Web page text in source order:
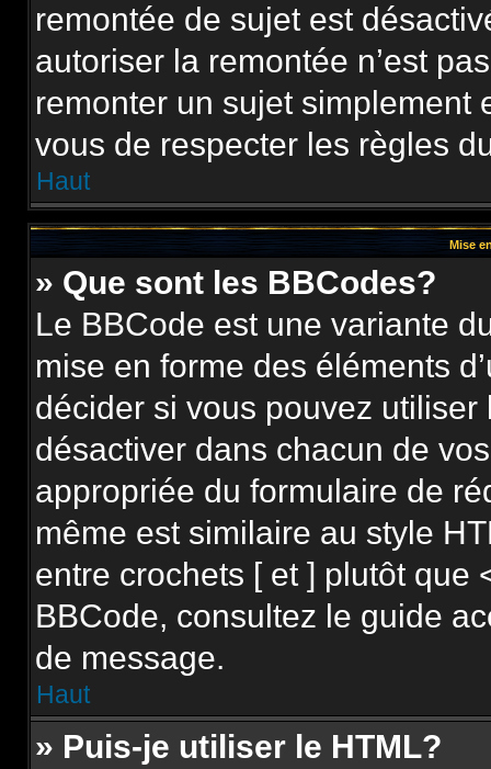
remontée de sujet est
autoriser la remontée n’est
remonter un sujet simplement
vous de respecter les règles
Haut
Mise
» Que sont les BBCodes?
Le BBCode est une variante
mise en forme des éléments
décider si vous pouvez
désactiver dans chacun de
appropriée du formulaire de
même est similaire au style
entre crochets [ et ] plutôt que
BBCode, consultez le guide
de message.
Haut
» Puis-je utiliser le HTML?